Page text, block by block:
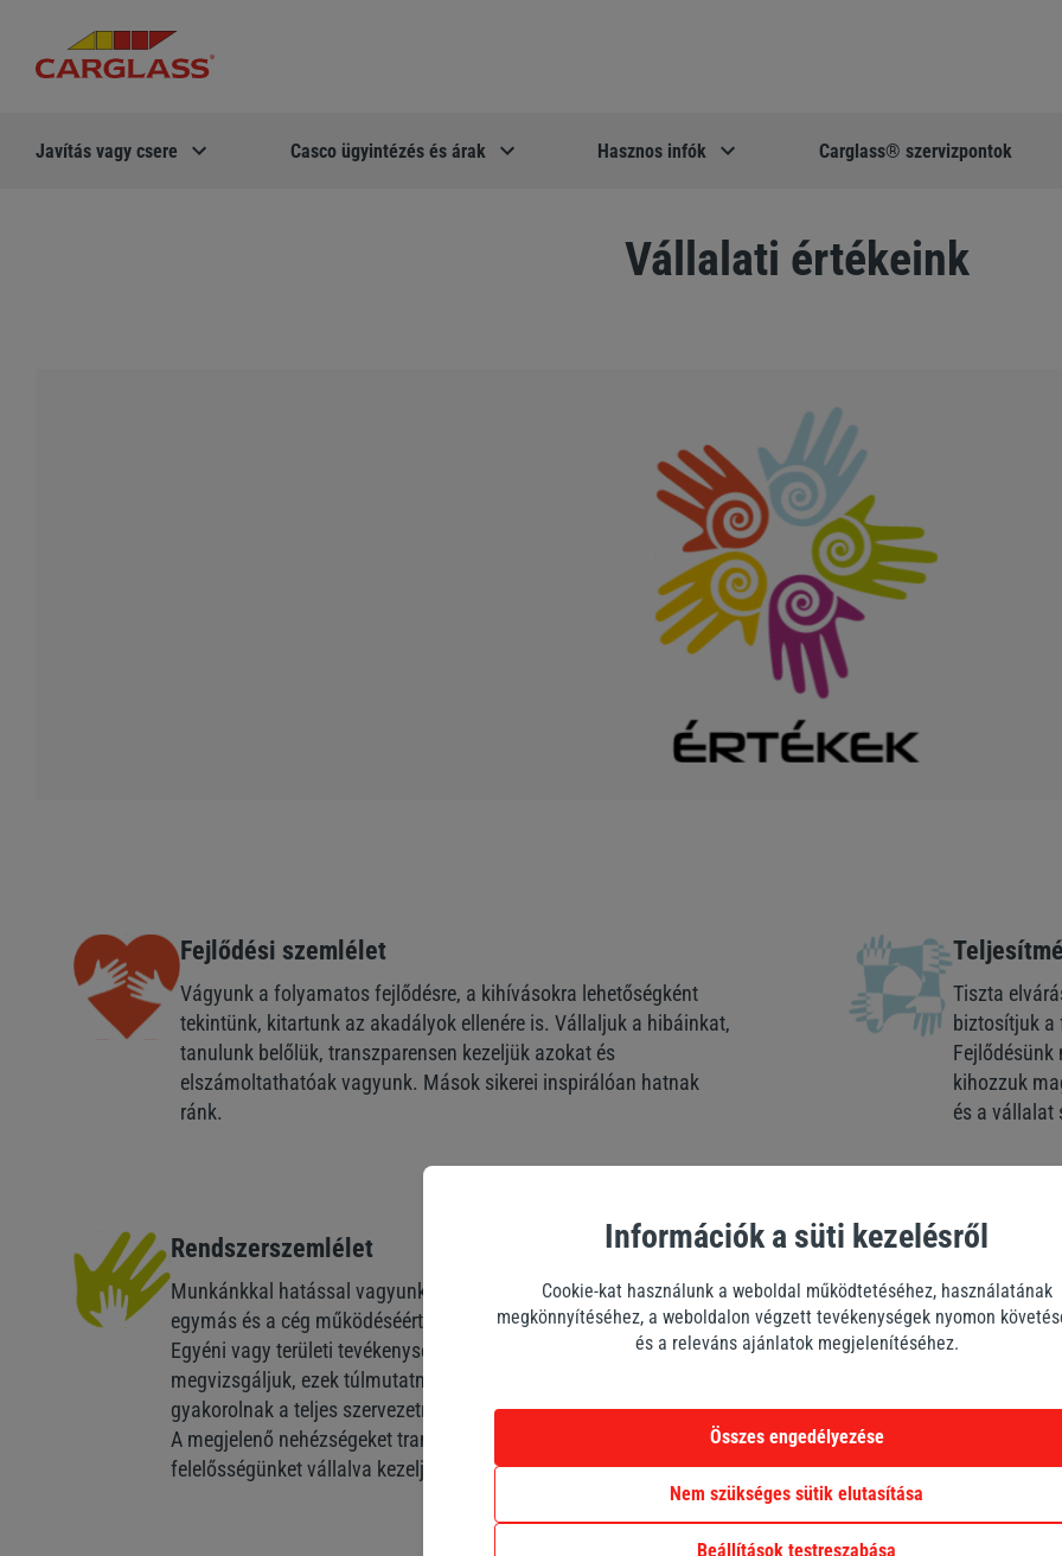
Javítás vagy csere Casco ügyintézés és árak Hasznos infók Carglass® szervizpontok
Vállalati értékeink
Fejlődési szemlélet
Vágyunk a folyamatos fejlődésre, a kihívásokra lehetőségként
tekintünk, kitartunk az akadályok ellenére is. Vállaljuk a hibáinkat,
tanulunk belőlük, transzparensen kezeljük azokat és
elszámoltathatóak vagyunk. Mások sikerei inspirálóan hatnak
ránk.
Tiszta
biztosítjuk a
kihozzuk
és a vállalat
Rendszerszemlélet
Munkánkkal hatással vagyunk egymásra, és felelősek vagyunk
egymás és a cég működéséért.
Egyéni vagy területi tevékenységeinket, nehézségeinket globálisan is
megvizsgáljuk, ezek túlmutatnak az adott egységen, mivel hatást
gyakorolnak a teljes szervezetre.
A megjelenő nehézségeket transzparensen, időben és a saját
felelősségünket vállalva kezeljük.
tudásunkat
egyenes és
Információk a süti kezelésről
Cookie-kat használunk a weboldal működtetéséhez, használatának
megkönnyítéséhez, a weboldalon végzett tevékenységek nyomon
és a releváns ajánlatok megjelenítéséhez.
Összes engedélyezése
Nem szükséges sütik elutasítása
Beállítások testreszabása